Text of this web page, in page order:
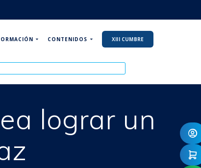
CONTENIDOS XIII CUMBRE
lograr un